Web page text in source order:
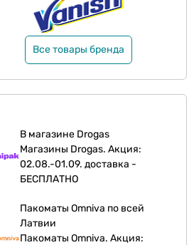
Все товары бренда
В магазине Drogas
Магазины Drogas. Акция:
02.08.-01.09. доставка -
БЕСПЛАТНО
Пакоматы Omniva по всей
Латвии
Пакоматы Omniva. Акция: